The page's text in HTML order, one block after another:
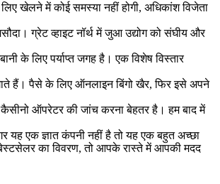
खेलने में कोई समस्या नहीं होगी, अधिकांश विजेता
ग्रेट व्हाइट नॉर्थ में जुआ उद्योग को संघीय और
के लिए पर्याप्त जगह है। एक विशेष विस्तार
हैं। पैसे के लिए ऑनलाइन बिंगो खैर, फिर इसे अपने
कैसीनो ऑपरेटर की जांच करना बेहतर है। हम बाद में
यह एक ज्ञात कंपनी नहीं है तो यह एक बहुत अच्छा
का विवरण, तो आपके रास्ते में आपकी मदद